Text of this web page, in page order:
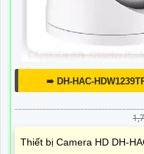
➠ DH-HAC-
Thiết bị Camera HD DH-